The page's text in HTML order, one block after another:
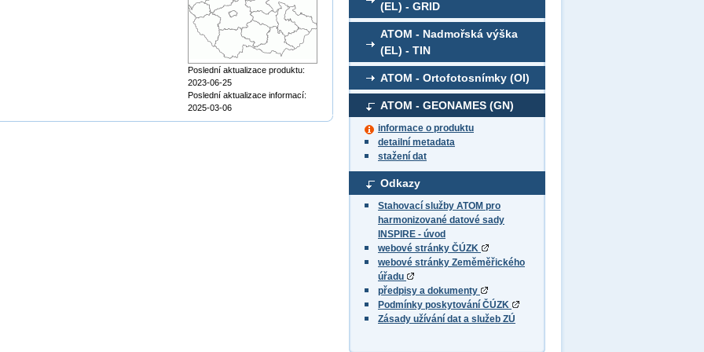
(EL) - GRID
ATOM - Nadmořská výška
(EL) - TIN
ATOM - Ortofotosnímky (OI)
ATOM - GEONAMES (GN)
informace o produktu
detailní metadata
stažení dat
Odkazy
Stahovací služby ATOM pro
harmonizované datové sady
INSPIRE - úvod
webové stránky ČÚZK
webové stránky Zeměměřického
úřadu
předpisy a dokumenty
Podmínky poskytování ČÚZK
Zásady užívání dat a služeb ZÚ
Poslední aktualizace produktu:
2023-06-25
Poslední aktualizace informací:
2025-03-06